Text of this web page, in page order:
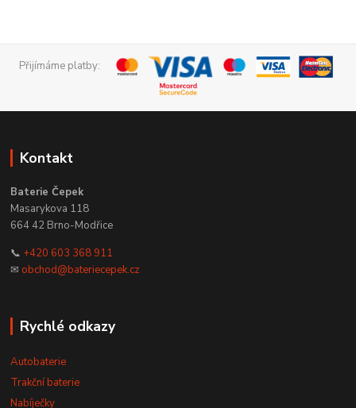
Přijímáme platby:
Kontakt
Baterie Čepek
Masarykova 118
664 42 Brno-Modřice
📞 +420 603 368 911
✉ obchod@bateriecepek.cz
Rychlé odkazy
Autobaterie
Trakční baterie
Nabíječky